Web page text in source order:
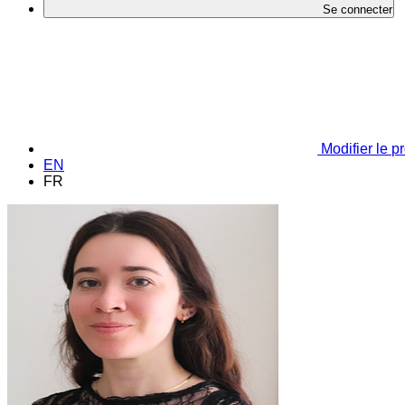
Se connecter
Modifier le
EN
FR